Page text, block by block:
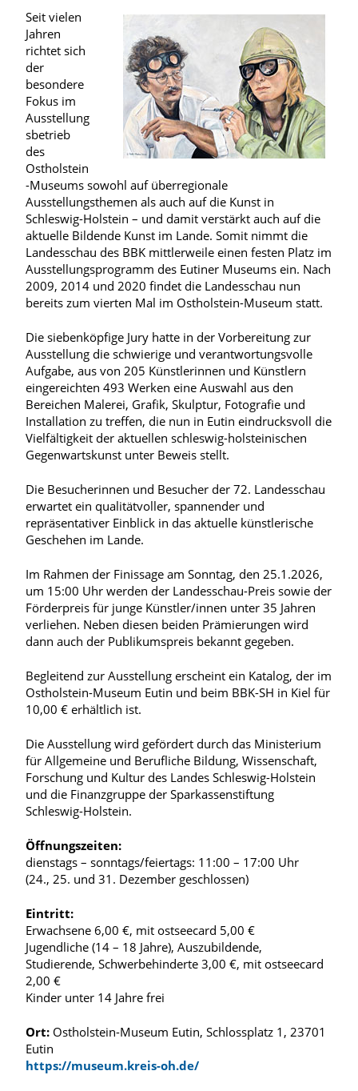
Seit vielen
Jahren
richtet sich
der
besondere
Fokus im
Ausstellung
sbetrieb
des
Ostholstein
-Museums sowohl auf überregionale
Ausstellungsthemen als auch auf die Kunst in
Schleswig-Holstein – und damit verstärkt auch auf die
aktuelle Bildende Kunst im Lande. Somit nimmt die
Landesschau des BBK mittlerweile einen festen Platz im
Ausstellungsprogramm des Eutiner Museums ein. Nach
2009, 2014 und 2020 findet die Landesschau nun
bereits zum vierten Mal im Ostholstein-Museum statt.
Die siebenköpfige Jury hatte in der Vorbereitung zur
Ausstellung die schwierige und verantwortungsvolle
Aufgabe, aus von 205 Künstlerinnen und Künstlern
eingereichten 493 Werken eine Auswahl aus den
Bereichen Malerei, Grafik, Skulptur, Fotografie und
Installation zu treffen, die nun in Eutin eindrucksvoll die
Vielfältigkeit der aktuellen schleswig-holsteinischen
Gegenwartskunst unter Beweis stellt.
Die Besucherinnen und Besucher der 72. Landesschau
erwartet ein qualitätvoller, spannender und
repräsentativer Einblick in das aktuelle künstlerische
Geschehen im Lande.
Im Rahmen der Finissage am Sonntag, den 25.1.2026,
um 15:00 Uhr werden der Landesschau-Preis sowie der
Förderpreis für junge Künstler/innen unter 35 Jahren
verliehen. Neben diesen beiden Prämierungen wird
dann auch der Publikumspreis bekannt gegeben.
Begleitend zur Ausstellung erscheint ein Katalog, der im
Ostholstein-Museum Eutin und beim BBK-SH in Kiel für
10,00 € erhältlich ist.
Die Ausstellung wird gefördert durch das Ministerium
für Allgemeine und Berufliche Bildung, Wissenschaft,
Forschung und Kultur des Landes Schleswig-Holstein
und die Finanzgruppe der Sparkassenstiftung
Schleswig-Holstein.
Öffnungszeiten:
dienstags – sonntags/feiertags: 11:00 – 17:00 Uhr
(24., 25. und 31. Dezember geschlossen)
Eintritt:
Erwachsene 6,00 €, mit ostseecard 5,00 €
Jugendliche (14 – 18 Jahre), Auszubildende,
Studierende, Schwerbehinderte 3,00 €, mit ostseecard
2,00 €
Kinder unter 14 Jahre frei
Ort: Ostholstein-Museum Eutin, Schlossplatz 1, 23701
Eutin
https://museum.kreis-oh.de/